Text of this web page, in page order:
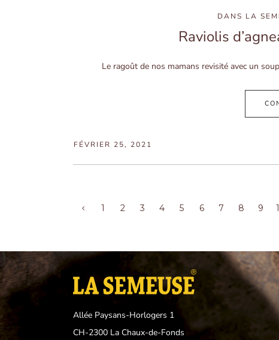
DANS LA
Raviolis
Le ragoût de nos mamans revisité avec un
FÉVRIER 25, 2021
1 2 3 4 5 6 7 8 9
Allée Paysans-Horlogers 1
CH-2300 La Chaux-de-Fonds